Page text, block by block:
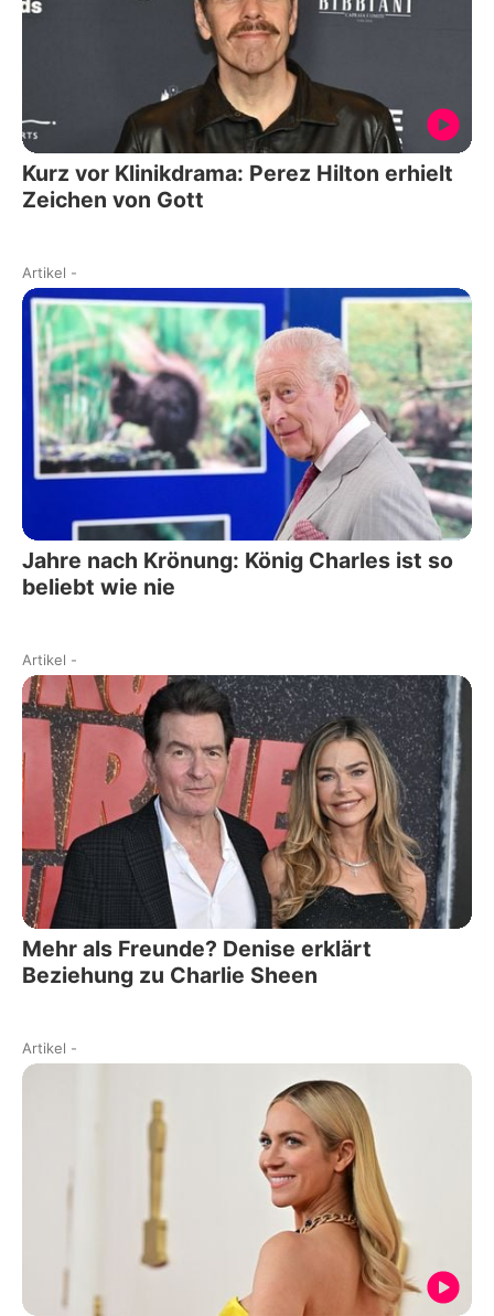
Kurz vor Klinikdrama: Perez Hilton erhielt
Zeichen von Gott
Artikel -
Jahre nach Krönung: König Charles ist so
beliebt wie nie
Artikel -
Mehr als Freunde? Denise erklärt
Beziehung zu Charlie Sheen
Artikel -